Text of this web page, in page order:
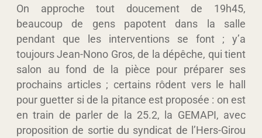
On approche tout doucement de 19h45,
beaucoup de gens papotent dans la salle
pendant que les interventions se font ; y’a
toujours Jean-Nono Gros, de la dépêche, qui tient
salon au fond de la pièce pour préparer ses
prochains articles ; certains rôdent vers le hall
pour guetter si de la pitance est proposée : on est
en train de parler de la 25.2, la GEMAPI, avec
proposition de sortie du syndicat de l’Hers-Girou